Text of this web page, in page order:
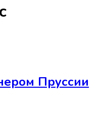
Пруссии